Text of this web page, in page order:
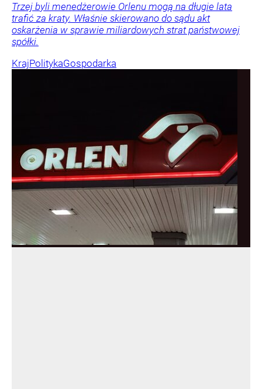
Trzej byli menedżerowie Orlenu mogą na długie lata
trafić za kraty. Właśnie skierowano do sądu akt
oskarżenia w sprawie miliardowych strat państwowej
spółki.
KrajPolitykaGospodarka